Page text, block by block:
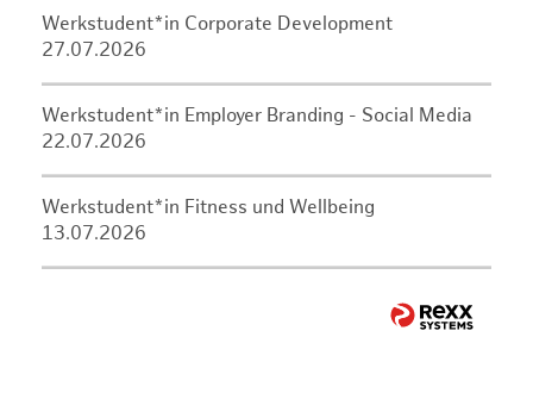
Werkstudent*in Corporate Development
27.07.2026
Werkstudent*in Employer Branding - Social Media
22.07.2026
Werkstudent*in Fitness und Wellbeing
13.07.2026